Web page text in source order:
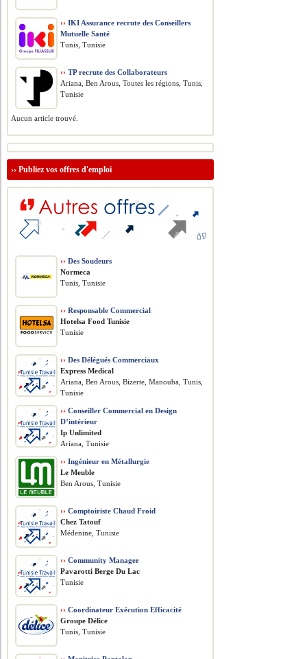
›› IKI Assurance recrute des Conseillers
Mutuelle Santé
Tunis, Tunisie
›› TP recrute des Collaborateurs
Ariana, Ben Arous, Toutes les régions, Tunis,
Tunisie
Aucun article trouvé.
››Publiez vos offres d'emploi
›› Des Soudeurs
Normeca
Tunis, Tunisie
›› Responsable Commercial
Hotelsa Food Tunisie
Tunisie
›› Des Délégués Commerciaux
Express Medical
Ariana, Ben Arous, Bizerte, Manouba, Tunis,
Tunisie
›› Conseiller Commercial en Design
D’intérieur
Ip Unlimited
Ariana, Tunisie
›› Ingénieur en Métallurgie
Le Meuble
Ben Arous, Tunisie
›› Comptoiriste Chaud Froid
Chez Tatouf
Médenine, Tunisie
›› Community Manager
Pavarotti Berge Du Lac
Tunisie
›› Coordinateur Exécution Efficacité
Groupe Délice
Tunis, Tunisie